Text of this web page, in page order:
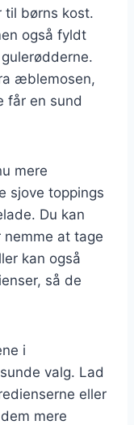
til børns kost.
også fyldt
æblemosen,
får en sund
mere
sjove toppings
Du kan
nemme at tage
kan også
så de
i
valg. Lad
eller
mere